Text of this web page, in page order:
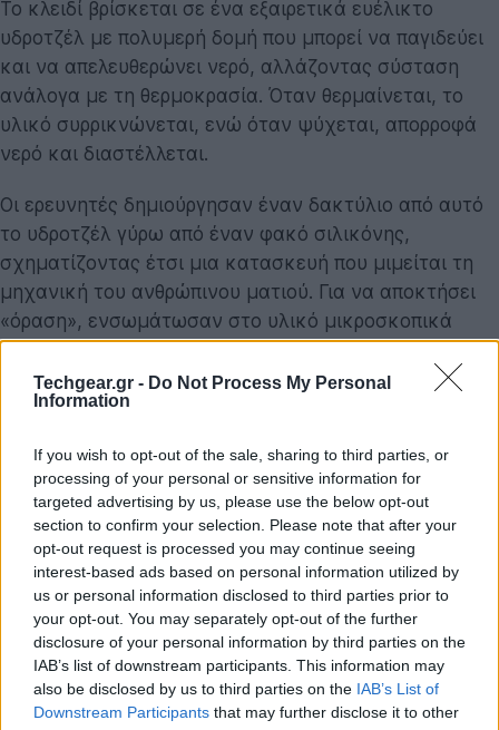
Techgear.gr - Do Not Process My Personal
Information
If you wish to opt-out of the sale, sharing to third parties, or
processing of your personal or sensitive information for
targeted advertising by us, please use the below opt-out
section to confirm your selection. Please note that after your
opt-out request is processed you may continue seeing
interest-based ads based on personal information utilized by
us or personal information disclosed to third parties prior to
your opt-out. You may separately opt-out of the further
disclosure of your personal information by third parties on the
IAB’s list of downstream participants. This information may
also be disclosed by us to third parties on the IAB’s List of
Downstream Participants that may further disclose it to other
Το κλειδί βρίσκεται σε ένα εξαιρετικά ευέλικτο
υδροτζέλ με πολυμερή δομή που μπορεί να παγιδεύει
και να απελευθερώνει νερό, αλλάζοντας σύσταση
ανάλογα με τη θερμοκρασία. Όταν θερμαίνεται, το
υλικό συρρικνώνεται, ενώ όταν ψύχεται, απορροφά
νερό και διαστέλλεται.
Οι ερευνητές δημιούργησαν έναν δακτύλιο από αυτό
το υδροτζέλ γύρω από έναν φακό σιλικόνης,
σχηματίζοντας έτσι μια κατασκευή που μιμείται τη
μηχανική του ανθρώπινου ματιού. Για να αποκτήσει
«όραση», ενσωμάτωσαν στο υλικό μικροσκοπικά
σωματίδια οξειδίου του γραφενίου, ένα σκούρο,
εξαιρετικά απορροφητικό υλικό. Όταν το φως πέσει
πάνω του, τα σωματίδια θερμαίνονται, προκαλώντας
σχήματος του φακού, έτσι ώστε να εστιάσει
αυτόματα. Μόλις το φως απομακρυνθεί, το υδροτζέλ
επανέρχεται στο αρχικό του σχήμα, αποδεσμεύοντας
την τάση και επαναφέροντας τον φακό.
Με άλλα λόγια, το ρομποτικό μάτι «ζει» και αντιδρά
στο φως με τον ίδιο φυσικό τρόπο που το ανθρώπινο
μάτι προσαρμόζεται στα σκοτεινά και φωτεινά
περιβάλλοντα, αλλάχωρίς καμία ηλεκτρονική
παρέμβαση.